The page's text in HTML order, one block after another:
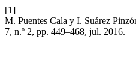
[1]
M. Puentes Cala y I. Suárez
7, n.º 2, pp. 449–468, jul. 2016.